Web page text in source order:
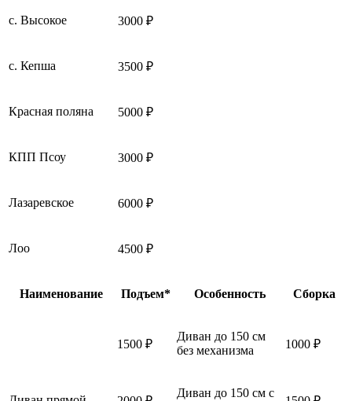
с. Высокое 3000 ₽
с. Кепша 3500 ₽
Красная поляна 5000 ₽
КПП Псоу 3000 ₽
Лазаревское 6000 ₽
Лоо 4500 ₽
Наименование Подъем* Особенность Сборка
1500 ₽
Диван до 150 см
без механизма
1000 ₽
Диван до 150 см с